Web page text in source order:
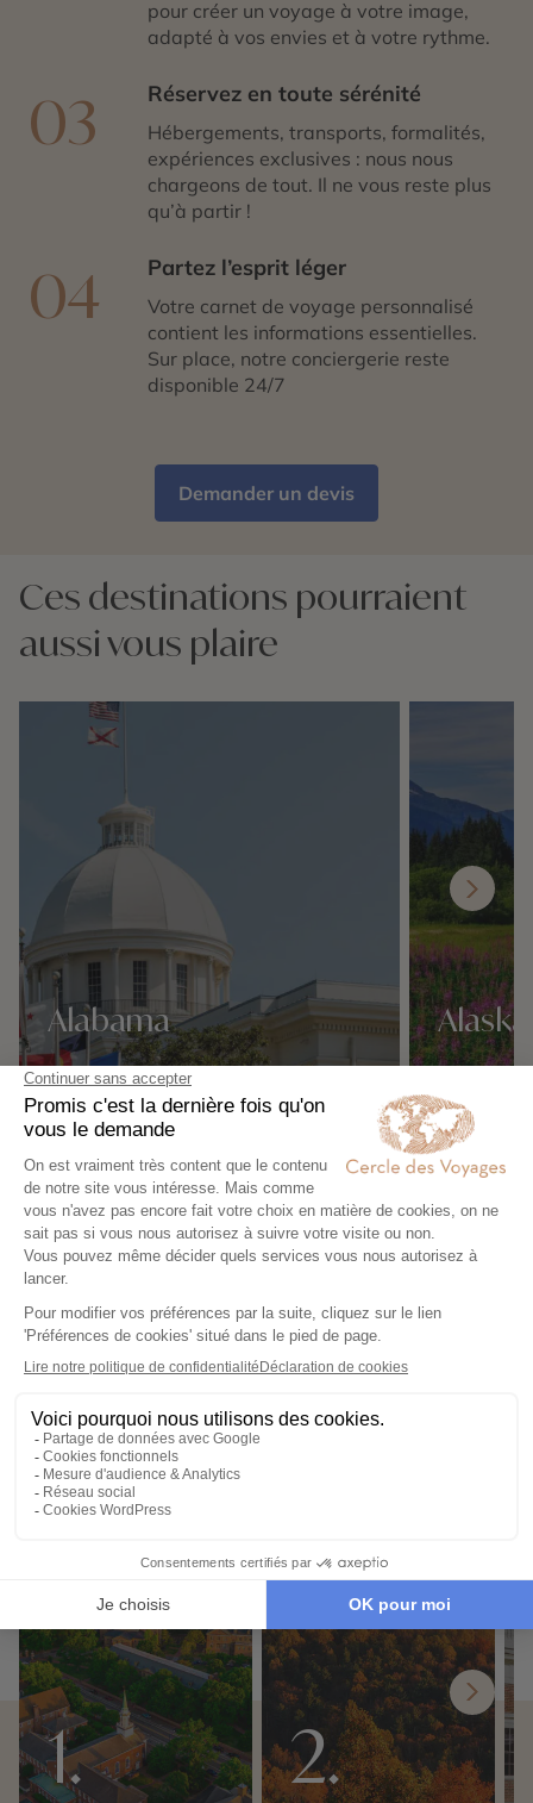
pour créer un voyage à votre image,
adapté à vos envies et à votre rythme.
03 Réservez en toute sérénité
Hébergements, transports, formalités,
expériences exclusives : nous nous
chargeons de tout. Il ne vous reste plus
qu’à partir !
04 Partez l’esprit léger
Votre carnet de voyage personnalisé
contient les informations essentielles.
Sur place, notre conciergerie reste
disponible 24/7
Demander un devis
Ces destinations pourraient
aussi vous plaire
Alabama
Nos 2 idées voyage
Alaska
Virginie selon vos envies
Road trip en liberté
aux Etats-Unis
Voyages de
aux Etats-Unis
Notre top 4 des destinations
les plus populaires